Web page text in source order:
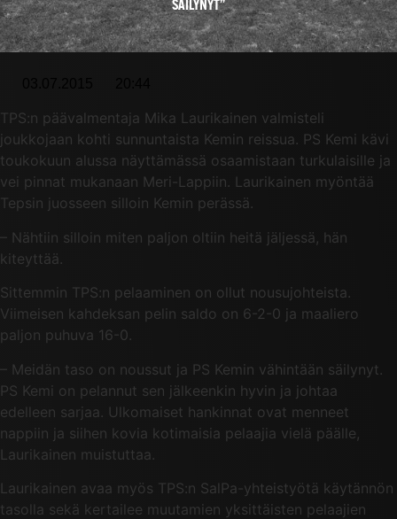
SÄILYNYT”
TPS:n päävalmentaja Mika Laurikainen valmisteli
joukkojaan kohti sunnuntaista Kemin reissua. PS Kemi kävi
toukokuun alussa näyttämässä osaamistaan turkulaisille ja
vei pinnat mukanaan Meri-Lappiin. Laurikainen myöntää
Tepsin juosseen silloin Kemin perässä.
– Nähtiin silloin miten paljon oltiin heitä jäljessä, hän
kiteyttää.
Sittemmin TPS:n pelaaminen on ollut nousujohteista.
Viimeisen kahdeksan pelin saldo on 6-2-0 ja maaliero
paljon puhuva 16-0.
– Meidän taso on noussut ja PS Kemin vähintään säilynyt.
PS Kemi on pelannut sen jälkeenkin hyvin ja johtaa
edelleen sarjaa. Ulkomaiset hankinnat ovat menneet
nappiin ja siihen kovia kotimaisia pelaajia vielä päälle,
Laurikainen muistuttaa.
Laurikainen avaa myös TPS:n SalPa-yhteistyötä käytännön
tasolla sekä kertailee muutamien yksittäisten pelaajien